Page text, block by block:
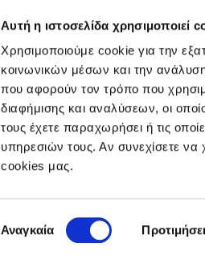
Αυτή η ιστοσελίδα χρησιμοποιεί
Χρησιμοποιούμε cookie για την
κοινωνικών μέσων και την
που αφορούν τον τρόπο που
διαφήμισης και αναλύσεων, οι
τους έχετε παραχωρήσει ή τις
υπηρεσιών τους. Αν συνεχίσετε να
cookies μας.
συγκατάθεσης
Αναγκαία
Πολιτική Απορρήτου
Όροι χρήσης